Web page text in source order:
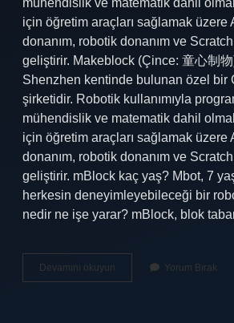
mühendislik ve matematik dahil
için öğretim araçları sağlamak üzere
donanım, robotik donanım ve Scratch
geliştirir. Makeblock (Çince: 童心制
Shenzhen kentinde bulunan özel bir
şirketidir. Robotik kullanımıyla
mühendislik ve matematik dahil
için öğretim araçları sağlamak üzere
donanım, robotik donanım ve Scratch
geliştirir. mBlock kaç yaş? Mbot, 7
herkesin deneyimleyebileceği bir
nedir ne işe yarar? mBlock, blok
Devamını okuyun
Kimin
Yorum Bırak